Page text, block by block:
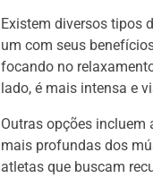
Existem diversos tipos
um com seus
focando no
lado, é mais intensa e
Outras opções incluem
mais profundas dos
atletas que buscam